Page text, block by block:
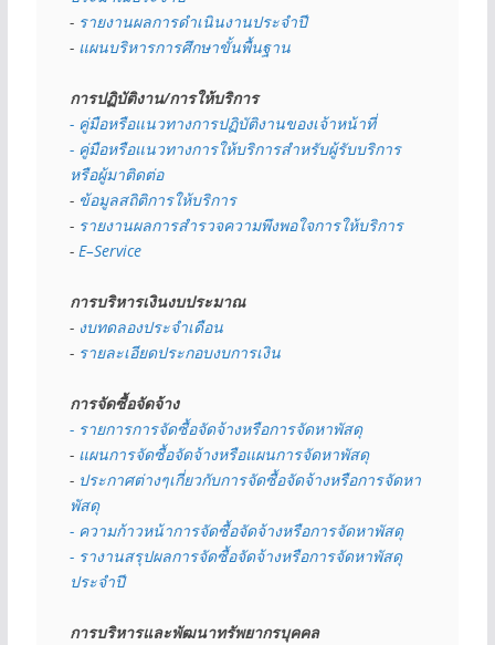
- รายงานผลการดำเนินงานประจำปี
- แผนบริหารการศึกษาขั้นพื้นฐาน
การปฏิบัติงาน/การให้บริการ
- คู่มือหรือแนวทางการปฏิบัติงานของเจ้าหน้าที่
- คู่มือหรือแนวทางการให้บริการสำหรับผู้รับบริการ
หรือผู้มาติดต่อ
- ข้อมูลสถิติการให้บริการ
- รายงานผลการสำรวจความพึงพอใจการให้บริการ
- E–Service
การบริหารเงินงบประมาณ
- งบทดลองประจำเดือน
- รายละเอียดประกอบงบการเงิน
การจัดซื้อจัดจ้าง
- รายการการจัดซื้อจัดจ้างหรือการจัดหาพัสดุ
- แผนการจัดซื้อจัดจ้างหรือแผนการจัดหาพัสดุ
- ประกาศต่างๆเกี่ยวกับการจัดซื้อจัดจ้างหรือการจัดหา
พัสดุ
- ความก้าวหน้าการจัดซื้อจัดจ้างหรือการจัดหาพัสดุ
- รางานสรุปผลการจัดซื้อจัดจ้างหรือการจัดหาพัสดุ
ประจำปี
การบริหารและพัฒนาทรัพยากรบุคคล